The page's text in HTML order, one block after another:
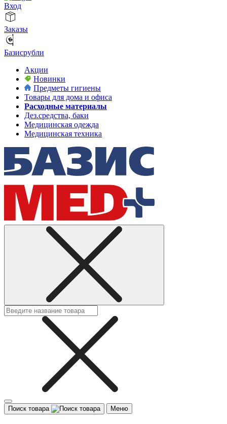
Вход
Заказы
Базисрубли
Акции
Новинки
Предметы гигиены
Товары для дома и офиса
Расходные материалы
Дез.средства, баки
Медицинская одежда
Медицинская техника
Поиск товара Меню